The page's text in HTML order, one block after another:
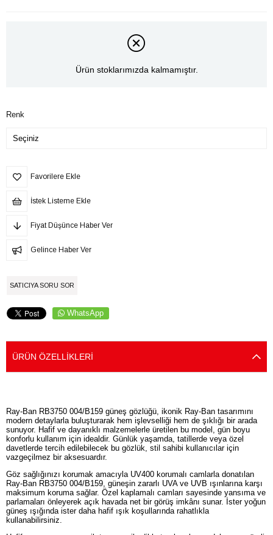
Ürün stoklarımızda kalmamıştır.
Renk
Favorilere Ekle
İstek Listeme Ekle
Fiyat Düşünce Haber Ver
Gelince Haber Ver
SATICIYA SORU SOR
WhatsApp
ÜRÜN ÖZELLIKLERI
Ray-Ban RB3750 004/B159 güneş gözlüğü, ikonik Ray-Ban tasarımını
modern detaylarla buluşturarak hem işlevselliği hem de şıklığı bir arada
sunuyor. Hafif ve dayanıklı malzemelerle üretilen bu model, gün boyu
konforlu kullanım için idealdir. Günlük yaşamda, tatillerde veya özel
davetlerde tercih edilebilecek bu gözlük, stil sahibi kullanıcılar için
vazgeçilmez bir aksesuardır.
Göz sağlığınızı korumak amacıyla UV400 korumalı camlarla donatılan
Ray-Ban RB3750 004/B159, güneşin zararlı UVA ve UVB ışınlarına karşı
maksimum koruma sağlar. Özel kaplamalı camları sayesinde yansıma ve
parlamaları önleyerek açık havada net bir görüş imkânı sunar. İster yoğun
güneş ışığında ister daha hafif ışık koşullarında rahatlıkla
kullanabilirsiniz.